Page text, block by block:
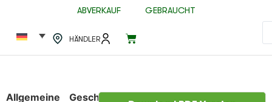
ABVERKAUF GEBRAUCHT
HÄNDLER
Allgemeine Geschäftsbedingungen der Prochaska